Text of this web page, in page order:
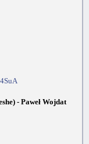
- Paweł Wojdat